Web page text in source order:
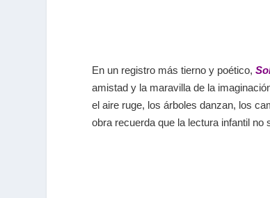
En un registro más tierno y poético,
amistad y la maravilla de la
el aire ruge, los árboles danzan, los
obra recuerda que la lectura infantil